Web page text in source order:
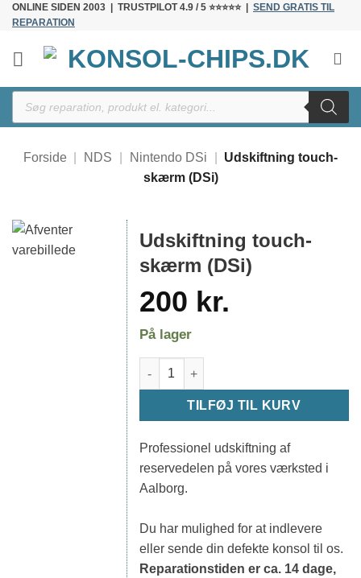
Fortsæt
indhold
ONLINE SIDEN 2003 | TRUSTPILOT 4.9 / 5 ⭐⭐⭐⭐⭐ | SEND GRATIS TIL
REPARATION
Products
search
Forside NDS Nintendo DSi
Udskiftning touch-
skærm (DSi)
Udskiftning touch-
skærm (DSi)
200 kr.
På lager
Udskiftning touch-skærm (DSi) antal
TILFØJ TIL KURV
Professionel udskiftning af
reservedelen på vores værksted i
Aalborg.
Du har mulighed for at indlevere
eller sende din defekte konsol til os.
Reparationstiden er ca. 14 dage,